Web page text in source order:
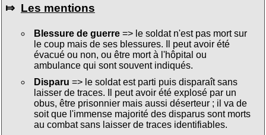
⤇ Les mentions
Blessure de guerre=> le soldat n'est pas mort sur
le coup mais de ses blessures. Il peut avoir été
évacué ou non, ou être mort à l'hôpital ou
ambulance qui sont souvent indiqués.
Disparu => le soldat est parti puis disparaît sans
laisser de traces. Il peut avoir été explosé par un
obus, être prisonnier mais aussi déserteur ; il va de
soit que l'immense majorité des disparus sont morts
au combat sans laisser de traces identifiables.